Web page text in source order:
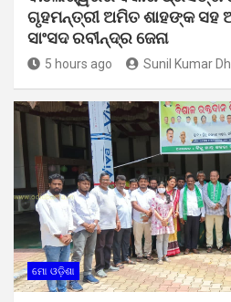
ଗୃହମନ୍ତ୍ରୀ ଅମିତ ଶାହଙ୍କ ସହ
ସାଂସଦ ରବୀନ୍ଦ୍ର ଜେନା
5 hours ago Sunil Kumar
ମୋ ଓଡ଼ିଶା